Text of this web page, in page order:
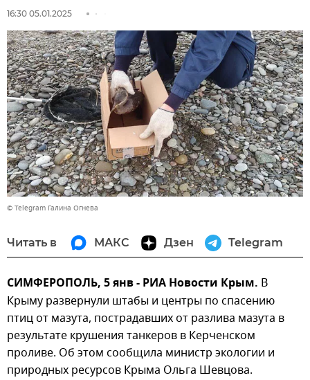
16:30 05.01.2025
© Telegram Галина Огнева
Читать в МАКС Дзен Telegram
СИМФЕРОПОЛЬ, 5 янв - РИА Новости Крым. В
Крыму развернули штабы и центры по спасению
птиц от мазута, пострадавших от разлива мазута в
результате крушения танкеров в Керченском
проливе. Об этом сообщила министр экологии и
природных ресурсов Крыма Ольга Шевцова.